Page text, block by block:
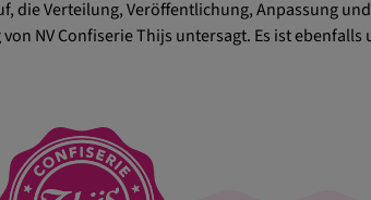
Verteilung, Veröffentlichung, Anpassung
NV Confiserie Thijs untersagt. Es ist